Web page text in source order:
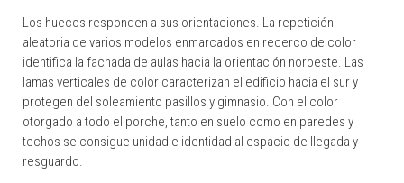
Los huecos responden a sus orientaciones. La repetición
aleatoria de varios modelos enmarcados en recerco de color
identifica la fachada de aulas hacia la orientación noroeste. Las
lamas verticales de color caracterizan el edificio hacia el sur y
protegen del soleamiento pasillos y gimnasio. Con el color
otorgado a todo el porche, tanto en suelo como en paredes y
techos se consigue unidad e identidad al espacio de llegada y
resguardo.